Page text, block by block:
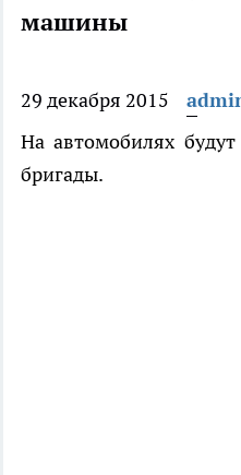
машины
29 декабря 2015
На автомобилях
бригады.